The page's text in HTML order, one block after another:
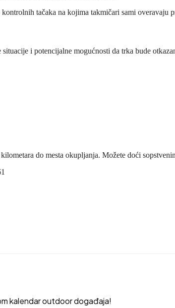
tačaka na kojima takmičari sami overavaju
i potencijalne mogućnosti da trka bude
do mesta okupljanja. Možete doći
kalendar outdoor događaja!